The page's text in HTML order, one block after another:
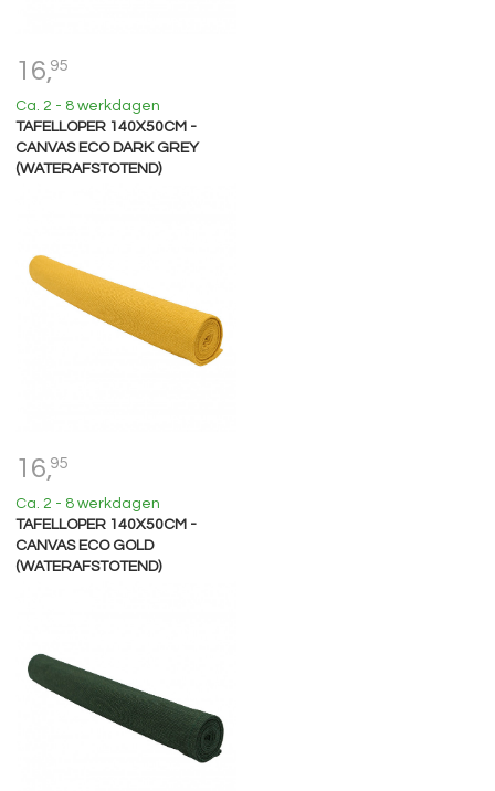
16,95
Ca. 2 - 8 werkdagen
TAFELLOPER 140X50CM -
CANVAS ECO DARK GREY
(WATERAFSTOTEND)
16,95
Ca. 2 - 8 werkdagen
TAFELLOPER 140X50CM -
CANVAS ECO GOLD
(WATERAFSTOTEND)